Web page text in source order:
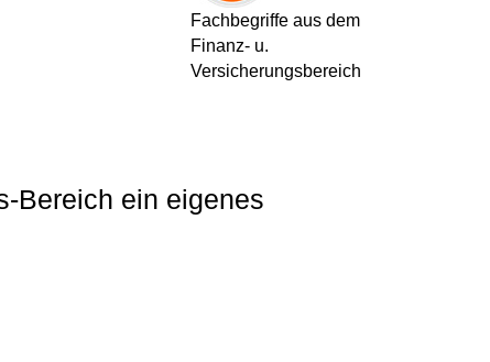
Fachbegriffe aus dem
Finanz- u.
Versicherungsbereich
Bereich ein eigenes